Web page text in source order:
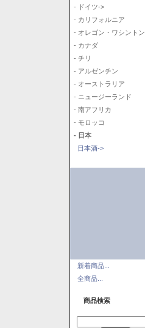
- ドイツ->
- カリフォルニア
- オレゴン・ワシントン
- カナダ
- チリ
- アルゼンチン
- オーストラリア
- ニュージーランド
- 南アフリカ
- モロッコ
- 日本
日本酒->
新着商品...
全商品...
商品検索